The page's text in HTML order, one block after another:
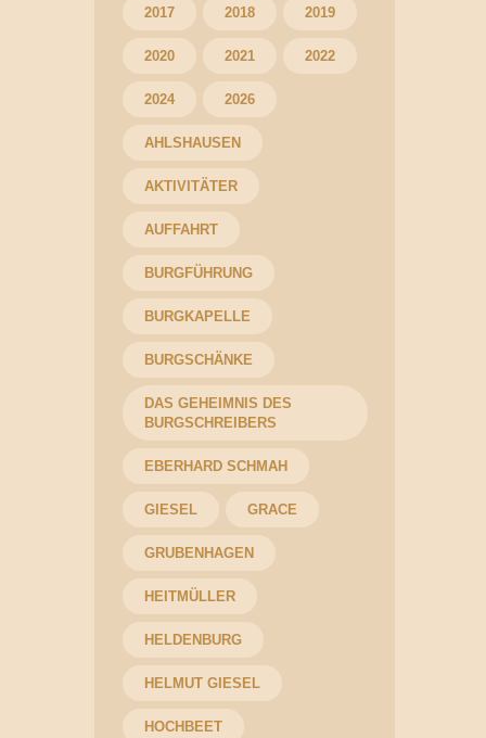
2017 2018 2019
2020 2021 2022
2024 2026
AHLSHAUSEN
AKTIVITÄTER
AUFFAHRT
BURGFÜHRUNG
BURGKAPELLE
BURGSCHÄNKE
DAS GEHEIMNIS DES
BURGSCHREIBERS
EBERHARD SCHMAH
GIESEL GRACE
GRUBENHAGEN
HEITMÜLLER
HELDENBURG
HELMUT GIESEL
HOCHBEET